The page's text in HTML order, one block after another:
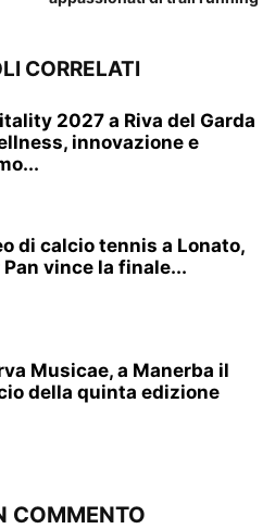
CORRELATI
2027 a Riva del Garda
innovazione e
di calcio tennis a Lonato,
Pan vince la finale...
Musicae, a Manerba il
della quinta edizione
COMMENTO